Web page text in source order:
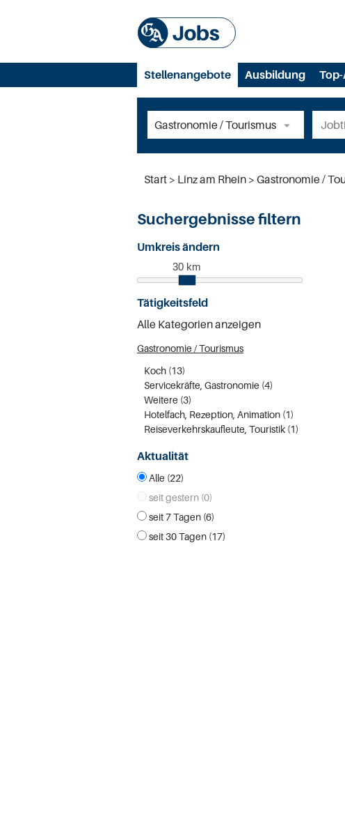
Stellenangebote Ausbildung
Start Linz am Rhein Gastronomie /
Suchergebnisse filtern
Umkreis ändern
30 km
Tätigkeitsfeld
Alle Kategorien anzeigen
Gastronomie / Tourismus
Koch (13)
Servicekräfte, Gastronomie (4)
Weitere (3)
Hotelfach, Rezeption, Animation (1)
Reiseverkehrskaufleute, Touristik (1)
Aktualität
Alle (22)
seit gestern (0)
seit 7 Tagen (6)
seit 30 Tagen (17)